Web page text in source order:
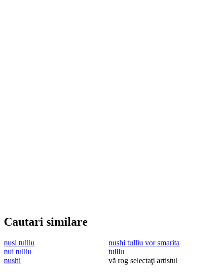
Cautari similare
nusi tulliu
nushi tulliu vor smarita
nui tulliu
tulliu
nushi
vă rog selectaţi artistul